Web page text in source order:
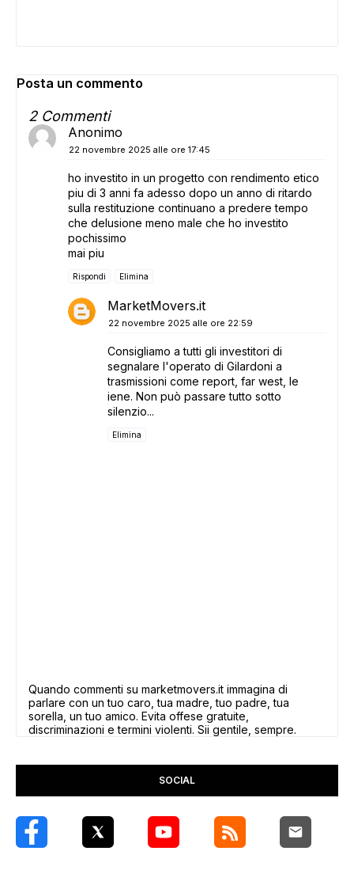
Posta un commento
2 Commenti
Anonimo
22 novembre 2025 alle ore 17:45
ho investito in un progetto con rendimento etico
piu di 3 anni fa adesso dopo un anno di ritardo
sulla restituzione continuano a predere tempo
che delusione meno male che ho investito
pochissimo
mai piu
Rispondi Elimina
MarketMovers.it
22 novembre 2025 alle ore 22:59
Consigliamo a tutti gli investitori di
segnalare l'operato di Gilardoni a
trasmissioni come report, far west, le
iene. Non può passare tutto sotto
silenzio...
Elimina
Quando commenti su marketmovers.it immagina di
parlare con un tuo caro, tua madre, tuo padre, tua
sorella, un tuo amico. Evita offese gratuite,
discriminazioni e termini violenti. Sii gentile, sempre.
SOCIAL